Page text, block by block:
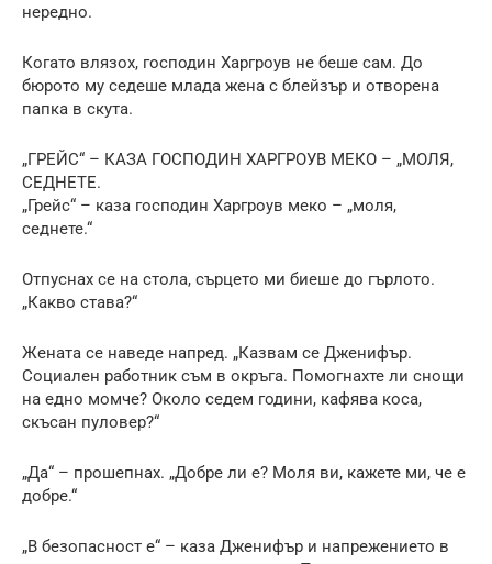
нередно.
Когато влязох, господин Харгроув не беше сам. До
бюрото му седеше млада жена с блейзър и отворена
папка в скута.
„ГРЕЙС“ – КАЗА ГОСПОДИН ХАРГРОУВ МЕКО – „МОЛЯ,
СЕДНЕТЕ.
„Грейс“ – каза господин Харгроув меко – „моля,
седнете.“
Отпуснах се на стола, сърцето ми биеше до гърлото.
„Какво става?“
Жената се наведе напред. „Казвам се Дженифър.
Социален работник съм в окръга. Помогнахте ли снощи
на едно момче? Около седем години, кафява коса,
скъсан пуловер?“
„Да“ – прошепнах. „Добре ли е? Моля ви, кажете ми, че е
добре.“
„В безопасност е“ – каза Дженифър и напрежението в